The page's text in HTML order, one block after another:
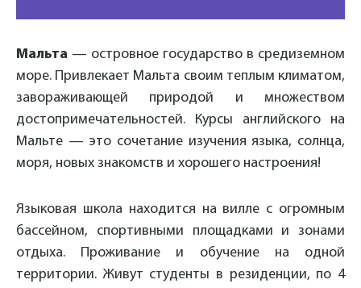
Мальта — островное государство в средиземном
море. Привлекает Мальта своим теплым климатом,
завораживающей природой и множеством
достопримечательностей. Курсы английского на
Мальте — это сочетание изучения языка, солнца,
моря, новых знакомств и хорошего настроения!
Языковая школа находится на вилле с огромным
бассейном, спортивными площадками и зонами
отдыха. Проживание и обучение на одной
территории. Живут студенты в резиденции, по 4